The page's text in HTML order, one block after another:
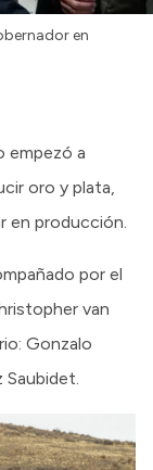
en
empezó a
oro y plata,
en producción.
por el
van
Gonzalo
Saubidet.